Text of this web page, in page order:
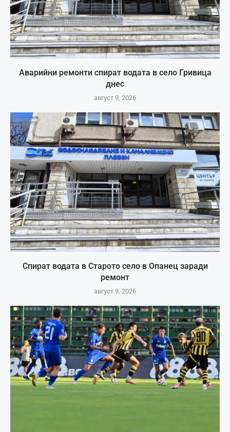
Аварийни ремонти спират водата в село Гривица
днес
август 9, 2026
Спират водата в Старото село в Опанец заради
ремонт
август 9, 2026